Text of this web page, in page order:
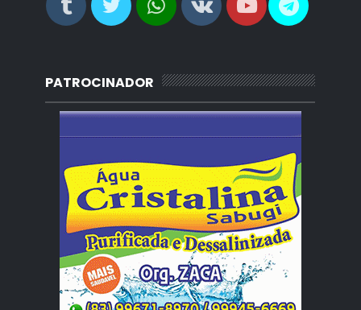
PATROCINADOR